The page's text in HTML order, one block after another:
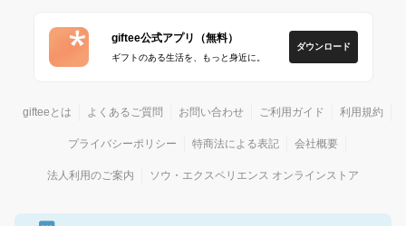
giftee公式アプリ（無料）
ギフトのある生活を、もっと身近に。
ダウンロード
gifteeとは よくあるご質問 お問い合わせ ご利用ガイド 利用規約
プライバシーポリシー 特商法による表記 会社概要
法人利用のご案内 ソウ・エクスペリエンス オンラインストア